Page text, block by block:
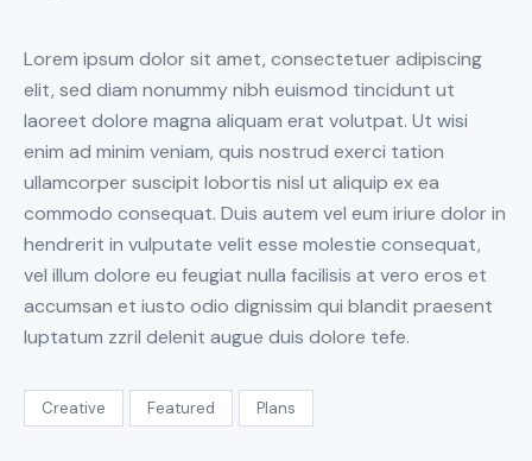
Lorem ipsum dolor sit amet, consectetuer adipiscing
elit, sed diam nonummy nibh euismod tincidunt ut
laoreet dolore magna aliquam erat volutpat. Ut wisi
enim ad minim veniam, quis nostrud exerci tation
ullamcorper suscipit lobortis nisl ut aliquip ex ea
commodo consequat. Duis autem vel eum iriure dolor in
hendrerit in vulputate velit esse molestie consequat,
vel illum dolore eu feugiat nulla facilisis at vero eros et
accumsan et iusto odio dignissim qui blandit praesent
luptatum zzril delenit augue duis dolore tefe.
Creative Featured Plans